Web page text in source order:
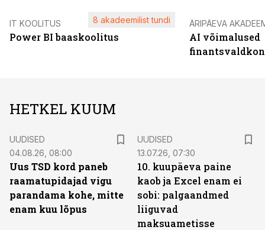
IT KOOLITUS
Power BI baaskoolitus
8 akadeemilist tundi ÄRIPÄEVA
AI võimalused
HETKEL KUUM
UUDISED
04.08.26, 08:00
Uus TSD kord paneb
raamatupidajad vigu
parandama kohe, mitte
enam kuu lõpus
UUDISED
13.07.26, 07:30
10. kuupäeva paine
kaob ja Excel enam ei
sobi: palgaandmed
liiguvad
maksuametisse